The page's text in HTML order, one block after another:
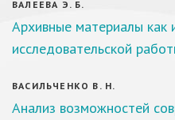
ВАЛЕЕВА Э. Б.
Архивные материалы как
исследовательской
ВАСИЛЬЧЕНКО В. Н.
Анализ возможностей